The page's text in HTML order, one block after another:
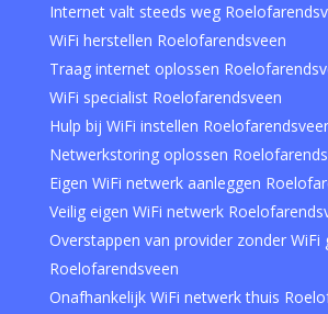
Internet valt steeds weg
WiFi herstellen Roelofarendsveen
Traag internet oplossen
WiFi specialist Roelofarendsveen
Hulp bij WiFi instellen
Netwerkstoring oplossen
Eigen WiFi netwerk aanleggen
Veilig eigen WiFi netwerk
Overstappen van provider zonder WiFi
Roelofarendsveen
Onafhankelijk WiFi netwerk thuis